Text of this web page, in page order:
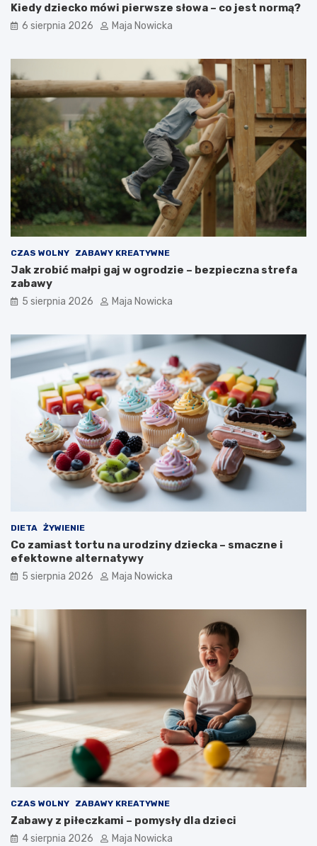
Kiedy dziecko mówi pierwsze słowa – co jest normą?
6 sierpnia 2026 Maja Nowicka
CZAS WOLNY ZABAWY KREATYWNE
Jak zrobić małpi gaj w ogrodzie – bezpieczna strefa
zabawy
5 sierpnia 2026 Maja Nowicka
DIETA ŻYWIENIE
Co zamiast tortu na urodziny dziecka – smaczne i
efektowne alternatywy
5 sierpnia 2026 Maja Nowicka
CZAS WOLNY ZABAWY KREATYWNE
Zabawy z piłeczkami – pomysły dla dzieci
4 sierpnia 2026 Maja Nowicka